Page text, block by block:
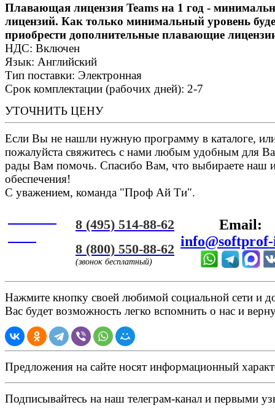
Плавающая лицензия Teams на 1 год -
лицензий. Как только минимальный уровень
приобрести дополнительные плавающие
НДС: Включен
Язык: Английский
Тип поставки: Электронная
Срок комплектации (рабочих дней): 2-7
УТОЧНИТЬ ЦЕНУ
Если Вы не нашли нужную программу в каталоге,
пожалуйста свяжитесь с нами любым удобным для
рады Вам помочь. Спасибо Вам, что выбираете наш
обеспечения!
С уважением, команда "Проф Ай Ти".
8 (495) 514-88-62
8 (800) 550-88-62
(звонок бесплатный)
Email:
Нажмите кнопку своей любимой социальной сети и
Вас будет возможность легко вспомнить о нас и
Предложения на сайте носят информационный
Подписывайтесь на наш телеграм-канал и первыми